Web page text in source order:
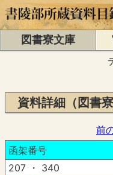
図書寮文庫
資料詳細（図書寮
前
函架番号
207 ・ 340